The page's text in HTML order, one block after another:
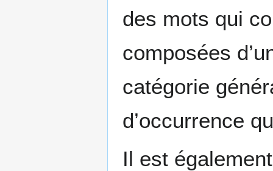
des mots qui
composées
catégorie
d’occurrence
Il est